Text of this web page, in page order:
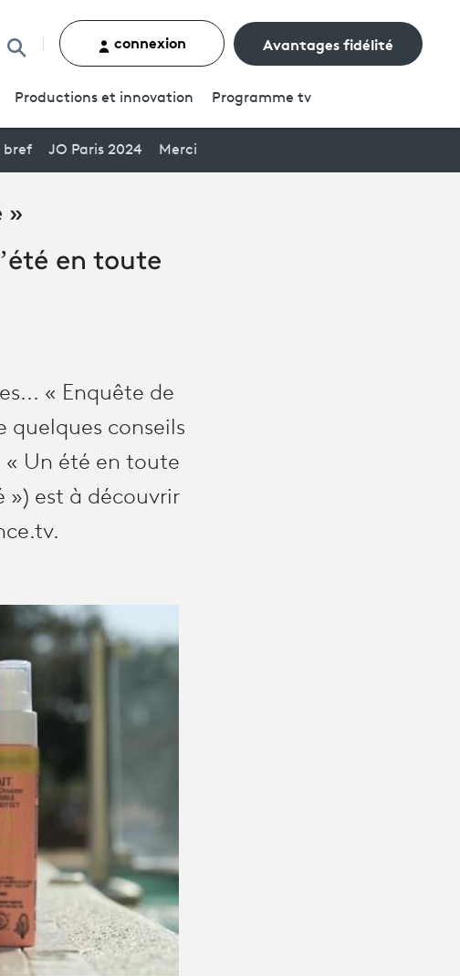
Rechercher un contenu
connexion Avantages fidélité
Productions et innovation Programme tv
bref JO Paris 2024 Merci
»
en toute
« Enquête de
quelques conseils
« Un été en toute
») est à découvrir